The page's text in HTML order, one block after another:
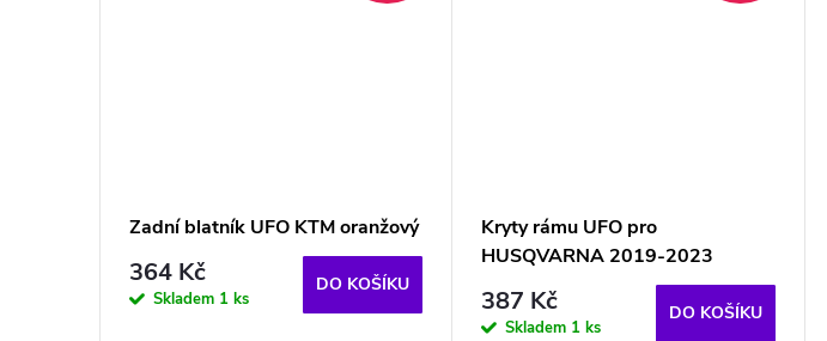
Zadní blatník UFO KTM oranžový
364 Kč
Skladem 1 ks
DO KOŠÍKU
Kryty rámu UFO pro
HUSQVARNA 2019-2023
387 Kč
Skladem 1 ks
DO KOŠÍKU